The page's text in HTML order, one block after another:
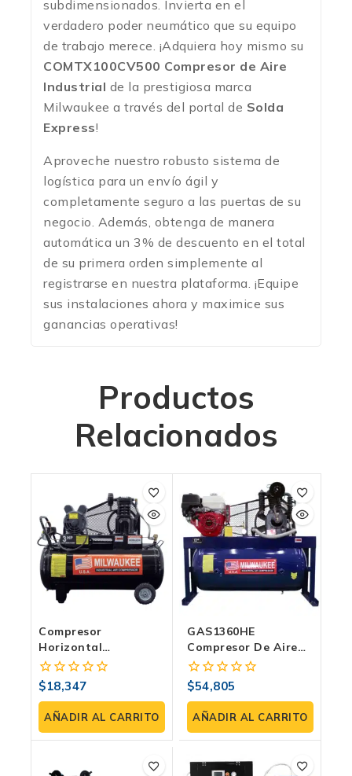
subdimensionados. Invierta en el
verdadero poder neumático que su equipo
de trabajo merece. ¡Adquiera hoy mismo su
COMTX100CV500 Compresor de Aire
Industrial de la prestigiosa marca
Milwaukee a través del portal de Solda
Express!
Aproveche nuestro robusto sistema de
logística para un envío ágil y
completamente seguro a las puertas de su
negocio. Además, obtenga de manera
automática un 3% de descuento en el total
de su primera orden simplemente al
registrarse en nuestra plataforma. ¡Equipe
sus instalaciones ahora y maximice sus
ganancias operativas!
Productos
Relacionados
Compresor
Horizontal
Milwaukee
COMJC30H108B | 3
HP, 108 Litros, 120
PSI
0
fuera
de
5
$18,347
AÑADIR AL CARRITO
GAS1360HE
Compresor De Aire
De Gasolina
Milwaukee: El Poder
Absoluto En Campo
0
fuera
de
5
$54,805
AÑADIR AL CARRITO